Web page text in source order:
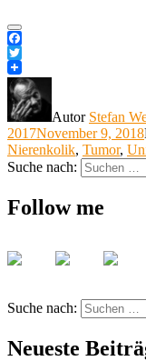
Facebook
Twitter
Autor Stefan
2017November 9, 2018
Nierenkolik, Tumor,
Suche nach:
Follow me
Suche nach:
Neueste